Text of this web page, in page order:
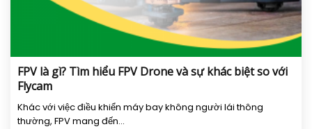
FPV là gì? Tìm hiểu FPV Drone và sự khác biệt so với
Flycam
Khác với việc điều khiển máy bay không người lái thông
thường, FPV mang đến...